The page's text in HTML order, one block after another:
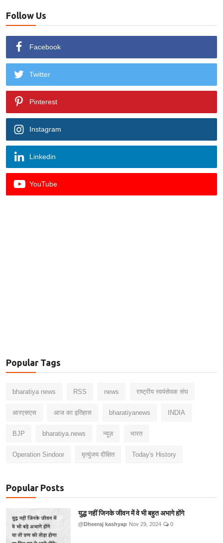
Follow Us
Facebook
Twitter
Pinterest
Instagram
Linkedin
YouTube
Popular Tags
bharatiya news RSS news राष्ट्रीय स्वयंसेवक संघ
आरएसएस आज का इतिहास bharatiyanews INDIA
BJP bharatiya.news न्यूज़ भारत
Operation Sindoor मृत्युंजय दीक्षित Today's History
Popular Posts
युद्ध नहीं जिनके जीवन में वे भी बहुत अभागे होंगे
@Dheeraj kashyap Nov 29, 2024 0